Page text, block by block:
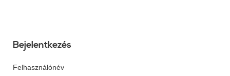
Bejelentkezés
Felhasználónév